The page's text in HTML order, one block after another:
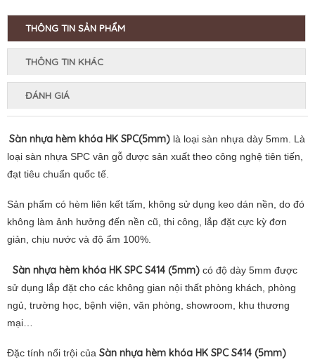
THÔNG TIN SẢN PHẨM
THÔNG TIN KHÁC
ĐÁNH GIÁ
Sàn nhựa hèm khóa HK SPC(5mm) là loại sàn nhựa dày 5mm. Là
loại sàn nhựa SPC vân gỗ được sản xuất theo công nghệ tiên tiến,
đạt tiêu chuẩn quốc tế.
Sản phẩm có hèm liên kết tấm, không sử dụng keo dán nền, do đó
không làm ảnh hưởng đến nền cũ, thi công, lắp đặt cực kỳ đơn
giản, chịu nước và độ ẩm 100%.
Sàn nhựa hèm khóa HK SPC S414 (5mm) có độ dày 5mm được
sử dụng lắp đặt cho các không gian nội thất phòng khách, phòng
ngủ, trường học, bệnh viện, văn phòng, showroom, khu thương
mại…
Đặc tính nổi trội của Sàn nhựa hèm khóa HK SPC S414 (5mm)